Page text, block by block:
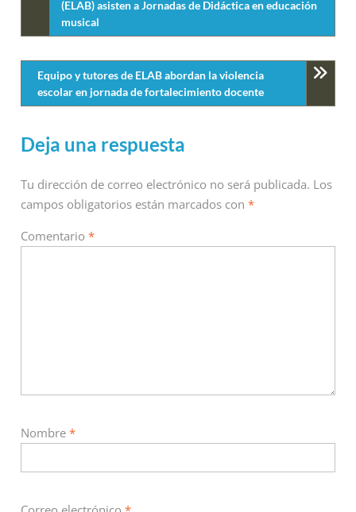
(ELAB) asisten a Jornadas de Didáctica en educación
musical
Equipo y tutores de ELAB abordan la violencia
escolar en jornada de fortalecimiento docente
Deja una respuesta
Tu dirección de correo electrónico no será publicada. Los
campos obligatorios están marcados con*
Comentario*
Nombre*